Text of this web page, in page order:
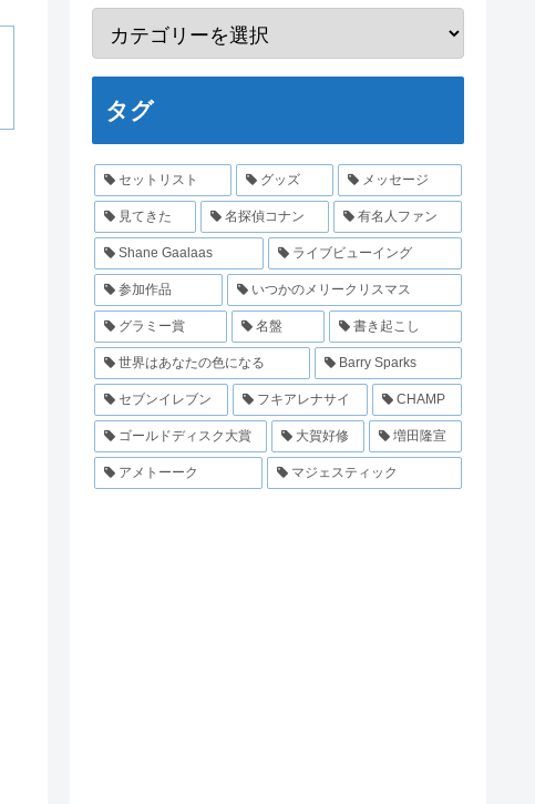
タグ
セットリスト グッズ メッセージ
見てきた 名探偵コナン 有名人ファン
Shane Gaalaas ライブビューイング
参加作品 いつかのメリークリスマス
グラミー賞 名盤 書き起こし
世界はあなたの色になる Barry Sparks
セブンイレブン フキアレナサイ CHAMP
ゴールドディスク大賞 大賀好修 増田隆宣
アメトーーク マジェスティック